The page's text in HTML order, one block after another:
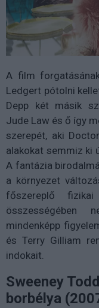
A film
Ledgert pótolni
Depp két másik
Jude Law és ő így
szerepét, aki
alakokat semmiz ki
A fantázia
a környezet
főszereplő
mindenképp
és Terry Gilliam
indokait.
Sweeney
borbélya